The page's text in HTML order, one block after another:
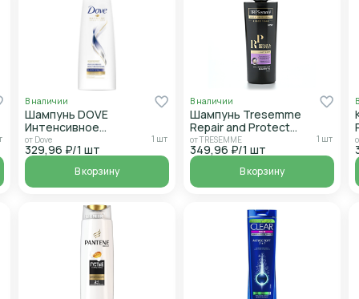
В наличии
Шампунь DOVE
Интенсивное
восстановление 380мл
от Dove 1 шт
329,96 ₽/1 шт
В корзину
В наличии
Шампунь Tresemme
Repair and Protect
Восстанавливающий
400мл
от TRESEMME 1 шт
349,96 ₽/1 шт
В корзину